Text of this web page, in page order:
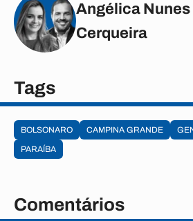
Angélica Nunes
Cerqueira
Tags
BOLSONARO CAMPINA GRANDE
PARAÍBA
Comentários